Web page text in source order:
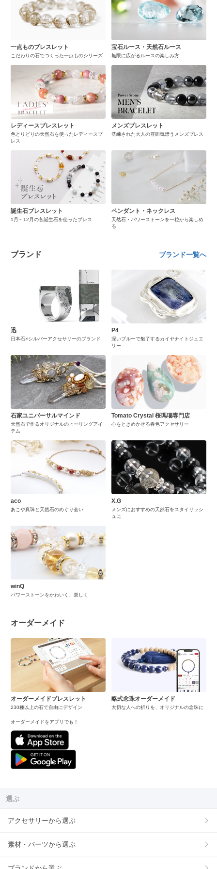
一点ものブレスレット
こだわりの石でつくった一点ものシリーズ
宝石ルース・天然石ルース
無限に広がるルースの楽しみ方
レディースブレスレット
色とりどりの天然石を使ったレディースブ
レス
メンズブレスレット
洗練された大人の雰囲気漂うメンズブレス
誕生石ブレスレット
1月～12月の各誕生石を使ったブレス
ペンダント・ネックレス
天然石・パワーストーンを一粒から楽しめ
る
ブランド ブランド一覧へ
迅
日本石×シルバーアクセサリーのブランド
P4
深いブルーで魅了するカイヤナイトジュエ
リー
石家ユニバーサルマインド
天然石で作るオリジナルのヒーリングアイ
テム
Tomato Crystal 桜瑪瑙専門店
心をときめかせる春色アクセサリー
aco
あこや真珠と天然石のめぐり会い
X.G
メンズにおすすめの天然石をスタイリッシ
ュに
winQ
パワーストーンをかわいく、楽しく
オーダーメイド
オーダーメイドブレスレット
230種以上の石で自由にデザイン
オーダーメイドをアプリでも！
略式念珠オーダーメイド
大切な人への祈りを、オリジナルの念珠に
選ぶ
アクセサリーから選ぶ
素材・パーツから選ぶ